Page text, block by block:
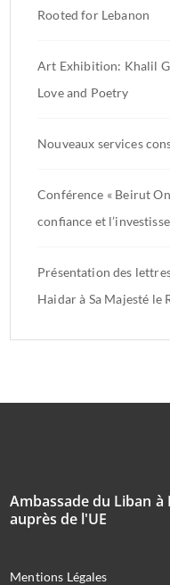
Rooted for Lebanon
Art Exhibition: Khalil
Love and Poetry
Nouveaux services
Conférence « Beirut
confiance et
Présentation des
Haidar à Sa Majesté le
Ambassade du Liban
auprès de l'UE
Mentions Légales